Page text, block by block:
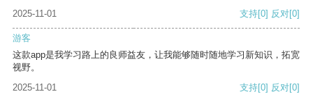
2025-11-01
支持[0] 反对[0]
游客
这款app是我学习路上的良师益友，让我能够随时随地学习新知识，拓宽
视野。
2025-11-01
支持[0] 反对[0]